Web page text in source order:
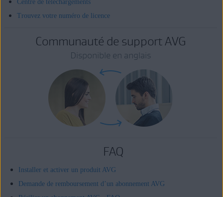
Centre de téléchargements
Trouvez votre numéro de licence
Communauté de support AVG
Disponible en anglais
FAQ
Installer et activer un produit AVG
Demande de remboursement d’un abonnement AVG